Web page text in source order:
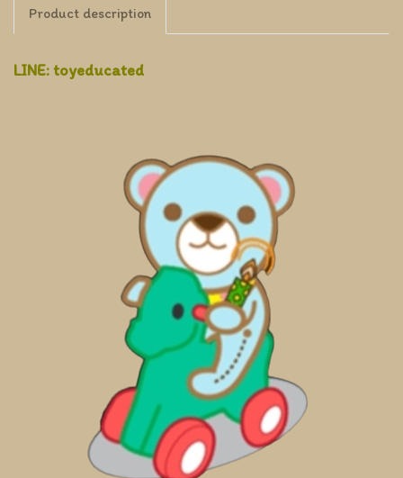
Product description
LINE: toyeducated